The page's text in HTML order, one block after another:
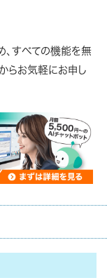
、すべての機能を無
らお気軽にお申し